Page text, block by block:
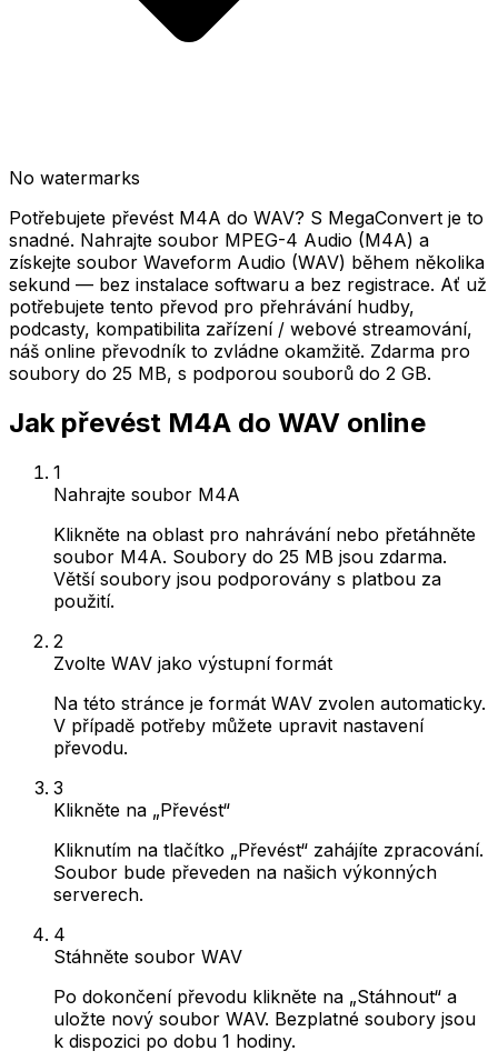
No watermarks
Potřebujete převést M4A do WAV? S MegaConvert je to
snadné. Nahrajte soubor MPEG-4 Audio (M4A) a
získejte soubor Waveform Audio (WAV) během několika
sekund — bez instalace softwaru a bez registrace. Ať už
potřebujete tento převod pro přehrávání hudby,
podcasty, kompatibilita zařízení / webové streamování,
náš online převodník to zvládne okamžitě. Zdarma pro
soubory do 25 MB, s podporou souborů do 2 GB.
Jak převést M4A do WAV online
1
Nahrajte soubor M4A
Klikněte na oblast pro nahrávání nebo přetáhněte
soubor M4A. Soubory do 25 MB jsou zdarma.
Větší soubory jsou podporovány s platbou za
použití.
2
Zvolte WAV jako výstupní formát
Na této stránce je formát WAV zvolen automaticky.
V případě potřeby můžete upravit nastavení
převodu.
3
Klikněte na „Převést“
Kliknutím na tlačítko „Převést“ zahájíte zpracování.
Soubor bude převeden na našich výkonných
serverech.
4
Stáhněte soubor WAV
Po dokončení převodu klikněte na „Stáhnout“ a
uložte nový soubor WAV. Bezplatné soubory jsou
k dispozici po dobu 1 hodiny.